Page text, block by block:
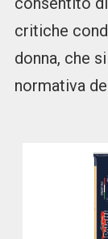
critiche
donna, che
normativa